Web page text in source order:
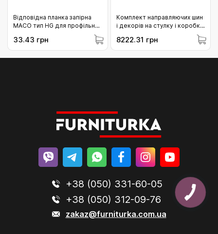
Відповідна планка запірна
МАСО тип HG для профільної
33.43 грн
Комплект направляючих шин
і декорів на стулку і коробку
MACO SKBS/SE/Z/PAS L=1.930
FFB 620-900 коричневий
(466064)
8222.31 грн
+38 (050) 331-60-05
+38 (050) 312-09-76
zakaz@furniturka.com.ua